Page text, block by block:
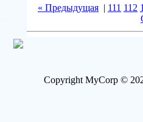
« Предыдущая | 111 112
Copyright MyCorp ©